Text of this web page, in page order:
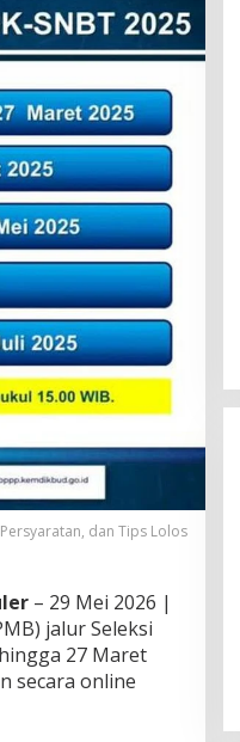
dan Tips Lolos
– 29 Mei 2026 |
jalur Seleksi
27 Maret
secara online